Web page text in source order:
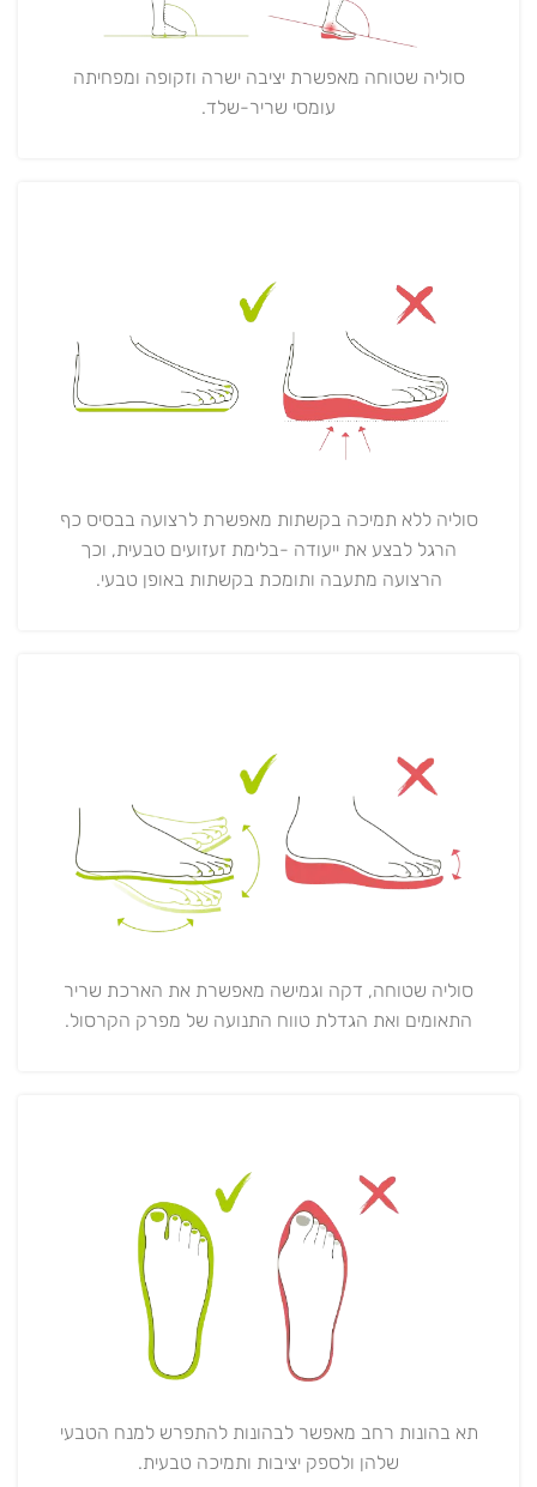
סוליה שטוחה מאפשרת יציבה ישרה וזקופה ומפחיתה
עומסי שריר-שלד.
סוליה ללא תמיכה בקשתות מאפשרת לרצועה בבסיס כף
הרגל לבצע את ייעודה -בלימת זעזועים טבעית, וכך
הרצועה מתעבה ותומכת בקשתות באופן טבעי.
סוליה שטוחה, דקה וגמישה מאפשרת את הארכת שריר
התאומים ואת הגדלת טווח התנועה של מפרק הקרסול.
תא בהונות רחב מאפשר לבהונות להתפרש למנח הטבעי
שלהן ולספק יציבות ותמיכה טבעית.